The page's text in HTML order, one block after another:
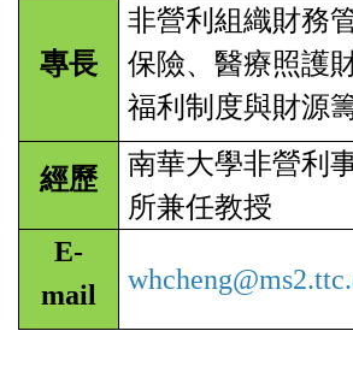
專長
非營利組織財務
保險、醫療照護
福利制度與財源
經歷
南華大學非營利
所兼任教授
E-
mail